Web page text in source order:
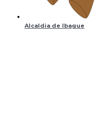
Alcaldia de Ibague